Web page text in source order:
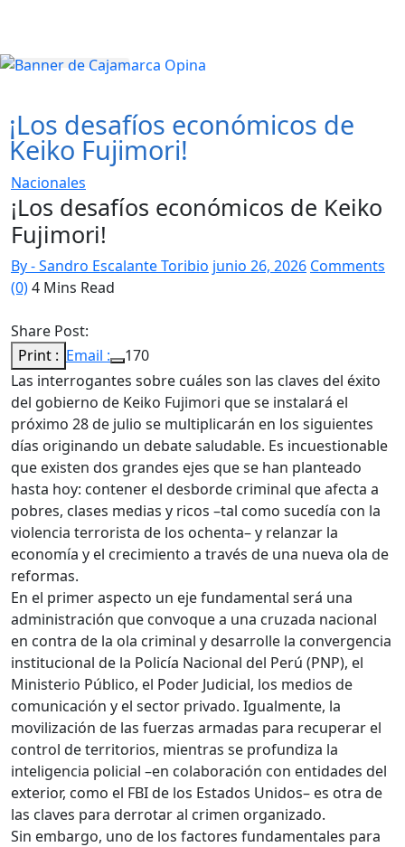
¡Los desafíos económicos de
Keiko Fujimori!
Nacionales
¡Los desafíos económicos de Keiko
Fujimori!
By - Sandro Escalante Toribio junio 26, 2026 Comments
(0)4 Mins Read
Share Post:
Print : Email :
170
Las interrogantes sobre cuáles son las claves del éxito
del gobierno de Keiko Fujimori que se instalará el
próximo 28 de julio se multiplicarán en los siguientes
días originando un debate saludable. Es incuestionable
que existen dos grandes ejes que se han planteado
hasta hoy: contener el desborde criminal que afecta a
pobres, clases medias y ricos –tal como sucedía con la
violencia terrorista de los ochenta– y relanzar la
economía y el crecimiento a través de una nueva ola de
reformas.
En el primer aspecto un eje fundamental será una
administración que convoque a una cruzada nacional
en contra de la ola criminal y desarrolle la convergencia
institucional de la Policía Nacional del Perú (PNP), el
Ministerio Público, el Poder Judicial, los medios de
comunicación y el sector privado. Igualmente, la
movilización de las fuerzas armadas para recuperar el
control de territorios, mientras se profundiza la
inteligencia policial –en colaboración con entidades del
exterior, como el FBI de los Estados Unidos– es otra de
las claves para derrotar al crimen organizado.
Sin embargo, uno de los factores fundamentales para